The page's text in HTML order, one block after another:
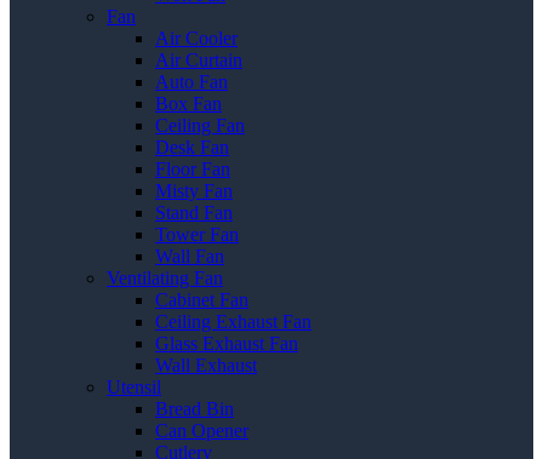
Fan
Air Cooler
Air Curtain
Auto Fan
Box Fan
Ceiling Fan
Desk Fan
Floor Fan
Misty Fan
Stand Fan
Tower Fan
Wall Fan
Ventilating Fan
Cabinet Fan
Ceiling Exhaust Fan
Glass Exhaust Fan
Wall Exhaust
Utensil
Bread Bin
Can Opener
Cutlery